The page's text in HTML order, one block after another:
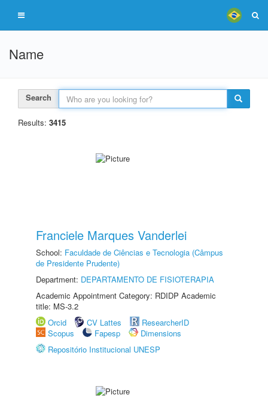
Name
Search
Results: 3415
Franciele Marques Vanderlei
School: Faculdade de Ciências e Tecnologia (Câmpus
de Presidente Prudente)
Department: DEPARTAMENTO DE FISIOTERAPIA
Academic Appointment Category: RDIDP Academic
title: MS-3.2
Orcid
CV Lattes
ResearcherID
Scopus
Fapesp
Dimensions
Repositório Institucional UNESP